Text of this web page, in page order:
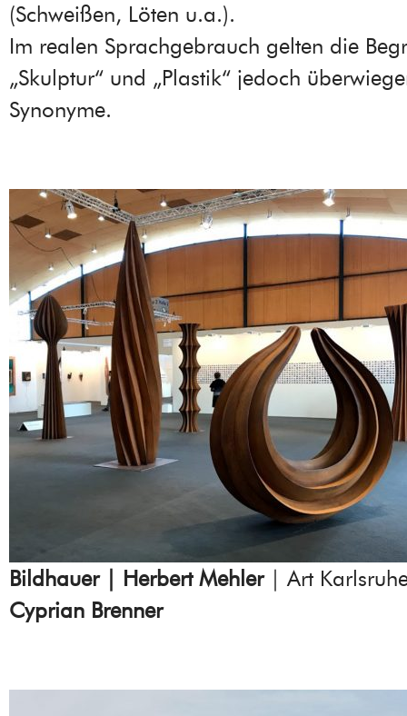
(Schweißen, Löten u.a.).
Im realen Sprachgebrauch gelten die
„Skulptur“ und „Plastik“ jedoch
Synonyme.
Bildhauer | Herbert Mehler| Art
Cyprian Brenner